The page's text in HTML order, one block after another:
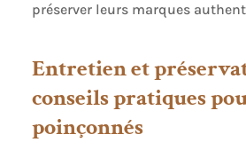
préserver leurs marques
Entretien et
conseils pratiques
poinçonnés